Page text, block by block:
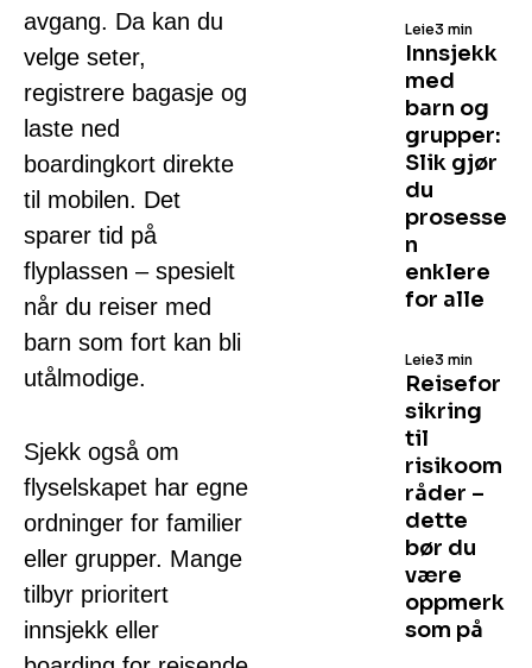
avgang. Da kan du
velge seter,
registrere bagasje og
laste ned
boardingkort direkte
til mobilen. Det
sparer tid på
flyplassen – spesielt
når du reiser med
barn som fort kan bli
utålmodige.
Sjekk også om
flyselskapet har egne
ordninger for familier
eller grupper. Mange
tilbyr prioritert
innsjekk eller
Innsjekk
med
barn og
grupper:
Slik gjør
du
prosesse
n
enklere
for alle
Leie3 min
Reisefor
sikring
til
risikoom
råder –
dette
bør du
være
oppmerk
som på
Leie3 min